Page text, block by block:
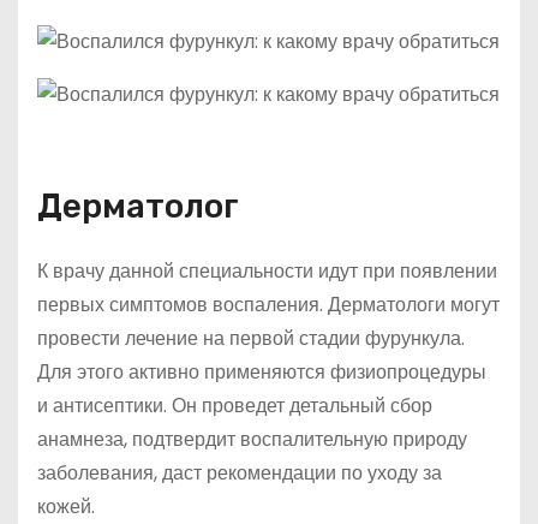
Дерматолог
К врачу данной специальности идут при появлении
первых симптомов воспаления. Дерматологи могут
провести лечение на первой стадии фурункула.
Для этого активно применяются физиопроцедуры
и антисептики. Он проведет детальный сбор
анамнеза, подтвердит воспалительную природу
заболевания, даст рекомендации по уходу за
кожей.